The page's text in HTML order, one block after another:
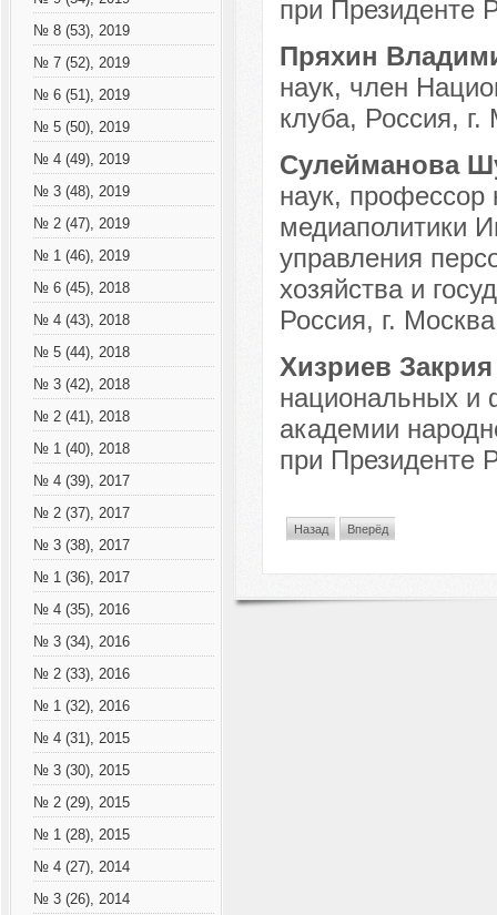
№ 8 (53), 2019
№ 7 (52), 2019
№ 6 (51), 2019
№ 5 (50), 2019
№ 4 (49), 2019
№ 3 (48), 2019
№ 2 (47), 2019
№ 1 (46), 2019
№ 6 (45), 2018
№ 4 (43), 2018
№ 5 (44), 2018
№ 3 (42), 2018
№ 2 (41), 2018
№ 1 (40), 2018
№ 4 (39), 2017
№ 2 (37), 2017
№ 3 (38), 2017
№ 1 (36), 2017
№ 4 (35), 2016
№ 3 (34), 2016
№ 2 (33), 2016
№ 1 (32), 2016
№ 4 (31), 2015
№ 3 (30), 2015
№ 2 (29), 2015
№ 1 (28), 2015
№ 4 (27), 2014
№ 3 (26), 2014
при Президенте
Пряхин
наук, член
клуба, Россия, г.
Сулейманова
наук,
медиаполитики
управления
хозяйства и
Россия, г.
Хизриев
национальных и
академии
при Президенте
Назад Вперёд